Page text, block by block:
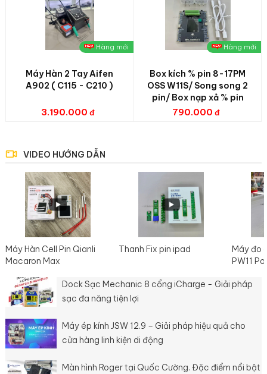
Hàng mới
Máy Hàn 2 Tay Aifen
A902 ( C115 - C210 )
3.190.000
Hàng mới
Box kích % pin 8-17PM
OSS W11S/ Song song 2
pin/ Box nạp xả % pin
790.000
VIDEO HƯỚNG DẪN
Máy Hàn Cell Pin Qianli
Macaron Max
Thanh Fix pin ipad
Máy đo
PW11
Dock Sạc Mechanic 8 cổng iCharge - Giải pháp
sạc đa năng tiện lợi
Máy ép kính JSW 12.9 – Giải pháp hiệu quả cho
cửa hàng linh kiện di động
Màn hình Roger tại Quốc Cường. Đặc điểm nổi bật